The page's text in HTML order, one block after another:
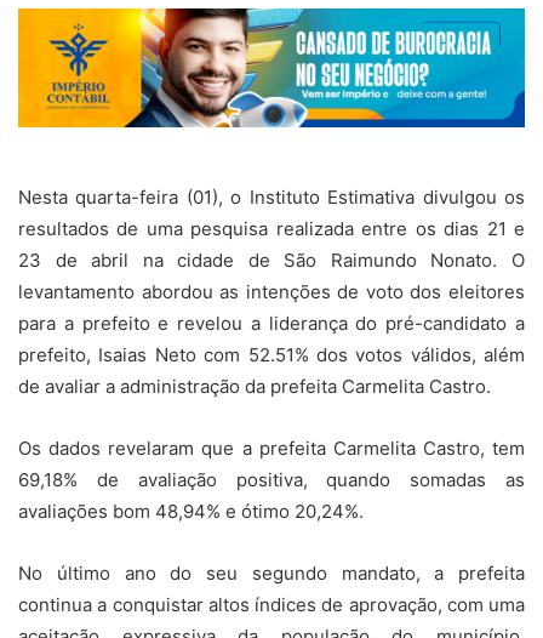
Nesta quarta-feira (01), o Instituto Estimativa divulgou os
resultados de uma pesquisa realizada entre os dias 21 e
23 de abril na cidade de São Raimundo Nonato. O
levantamento abordou as intenções de voto dos eleitores
para a prefeito e revelou a liderança do pré-candidato a
prefeito, Isaias Neto com 52.51% dos votos válidos, além
de avaliar a administração da prefeita Carmelita Castro.
Os dados revelaram que a prefeita Carmelita Castro, tem
69,18% de avaliação positiva, quando somadas as
avaliações bom 48,94% e ótimo 20,24%.
No último ano do seu segundo mandato, a prefeita
continua a conquistar altos índices de aprovação, com uma